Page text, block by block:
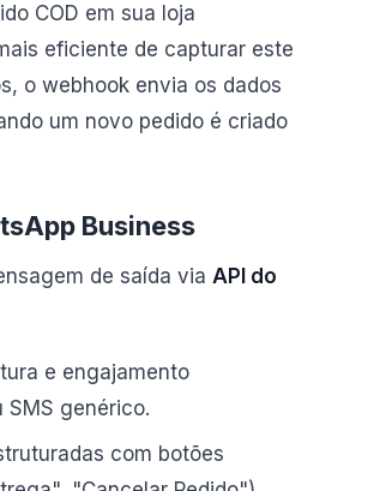
COD em sua loja
eficiente de capturar este
o webhook envia os dados
um novo pedido é criado
Business
de saída via API do
e engajamento
genérico.
com botões